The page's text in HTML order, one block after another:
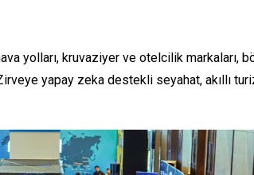
yolları, kruvaziyer ve otelcilik markaları,
yapay zeka destekli seyahat, akıllı